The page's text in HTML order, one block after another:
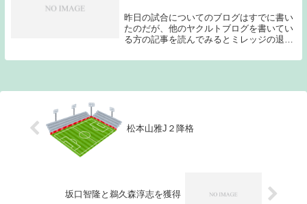
昨日の試合についてのブログはすでに書い
たのだが、他のヤクルトブログを書いてい
る方の記事を読んでみるとミレッジの退場
中日戦で退場処分を喰らってしまった時
松本山雅J２降格
坂口智隆と鵜久森淳志を獲得